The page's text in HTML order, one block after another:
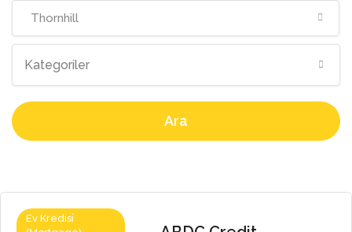
Thornhill
Kategoriler
Ara
Ev Kredisi